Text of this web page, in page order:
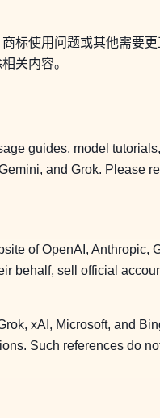
标使用问题或其他需要
关内容。
guides, model
and Grok. Please
of OpenAI, Anthropic,
behalf, sell official
xAI, Microsoft, and
Such references do